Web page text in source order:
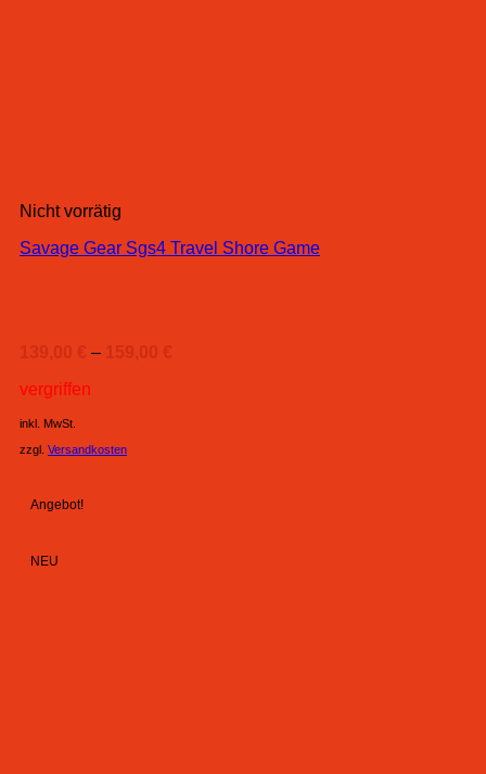
Nicht vorrätig
Savage Gear Sgs4 Travel Shore Game
139,00 € – 159,00 €
vergriffen
inkl. MwSt.
zzgl. Versandkosten
Angebot!
NEU